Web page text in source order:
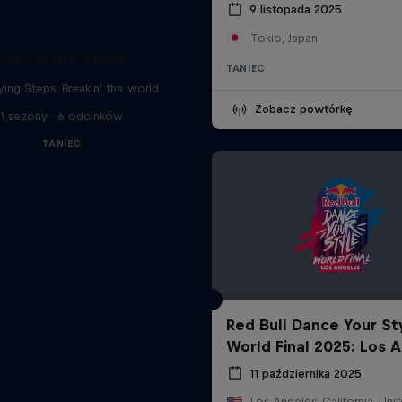
9 listopada 2025
Tokio, Japan
TANIEC
Zobacz powtórkę
Steps: Breakin' the world
1 sezony · 6 odcinków
TANIEC
Red Bull Dance Your
World Final 2025: Los
11 października 2025